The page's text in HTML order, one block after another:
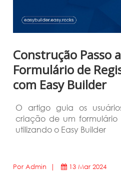
Construção Passo
Formulário de
com Easy Builder
O artigo guia os
criação de um formulário
utilizando o Easy Builder
Por Admin | 13 Mar 2024